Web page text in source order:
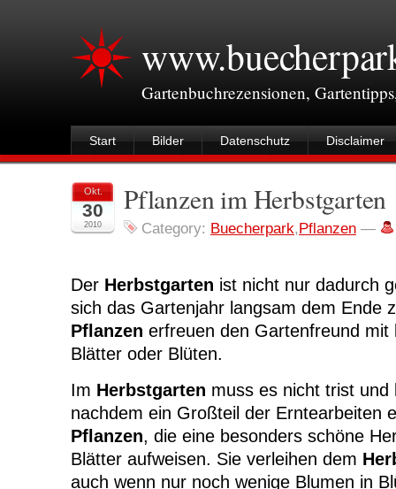
Gartenbuchrezensionen,
Start Bilder Datenschutz Disclaimer
Okt.
30
2010
Pflanzen im Herbstgarten
Category: Buecherpark,Pflanzen —
Der Herbstgarten ist nicht nur dadurch
sich das Gartenjahr langsam dem Ende
Pflanzen erfreuen den Gartenfreund mit
Blätter oder Blüten.
Im Herbstgarten muss es nicht trist und
nachdem ein Großteil der Erntearbeiten
Pflanzen, die eine besonders schöne
Blätter aufweisen. Sie verleihen dem
auch wenn nur noch wenige Blumen in